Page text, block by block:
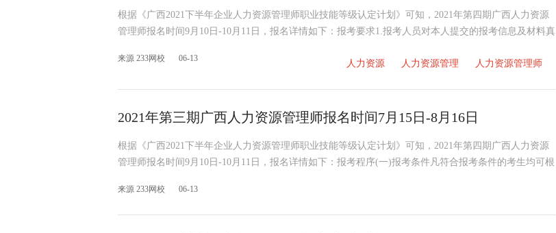
根据《广西2021下半年企业人力资源管理师职业技能等级认定计划》可知，2021年第四期广西人力资源
管理师报名时间9月10日-10月11日，报名详情如下：报考要求1.报考人员对本人提交的报考信息及材料真
来源 233网校 06-13 人力资源 人力资源管理 人力资源管理师
2021年第三期广西人力资源管理师报名时间7月15日-8月16日
根据《广西2021下半年企业人力资源管理师职业技能等级认定计划》可知，2021年第四期广西人力资源
管理师报名时间9月10日-10月11日，报名详情如下：报考程序(一)报考条件凡符合报考条件的考生均可根
来源 233网校 06-13